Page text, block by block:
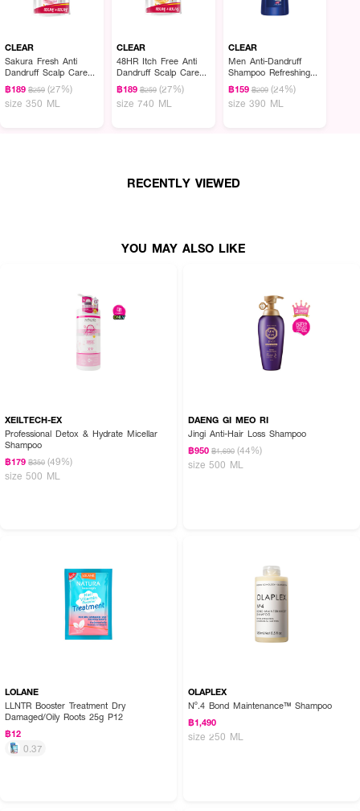
CLEAR
Sakura Fresh Anti
Dandruff Scalp Care
Shampoo (Twinpack)
350ml. x 2pcs. 700
ML
฿189 ฿259 (27%)
size 350 ML
CLEAR
48HR Itch Free Anti
Dandruff Scalp Care
Shampoo (Twinpack)
370ml. x 2pcs.
฿189 ฿259 (27%)
size 740 ML
CLEAR
Men Anti-Dandruff
Shampoo Refreshing
Itch Control
฿159 ฿209 (24%)
size 390 ML
RECENTLY VIEWED
YOU MAY ALSO LIKE
XEILTECH-EX
Professional Detox & Hydrate Micellar
Shampoo
฿179 ฿350 (49%)
size 500 ML
DAENG GI MEO RI
Jingi Anti-Hair Loss Shampoo
฿950 ฿1,690 (44%)
size 500 ML
LOLANE
LLNTR Booster Treatment Dry
Damaged/Oily Roots 25g P12
฿12
0.37
OLAPLEX
Nº.4 Bond Maintenance™ Shampoo
฿1,490
size 250 ML